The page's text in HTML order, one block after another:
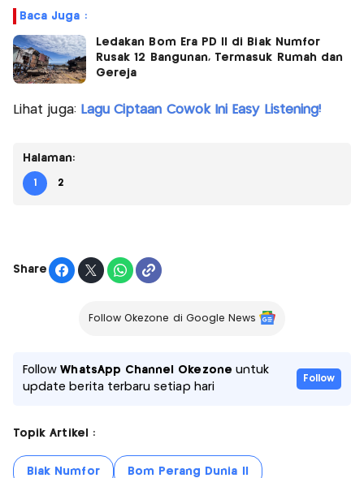
Baca Juga :
Ledakan Bom Era PD II di Biak Numfor
Rusak 12 Bangunan, Termasuk Rumah dan
Gereja
Lihat juga: Lagu Ciptaan Cowok Ini Easy Listening!
Halaman:
1 2
Share
Follow Okezone di Google News
FollowWhatsApp Channel Okezone untuk
update berita terbaru setiap hari
Follow
Topik Artikel :
Biak Numfor Bom Perang Dunia II